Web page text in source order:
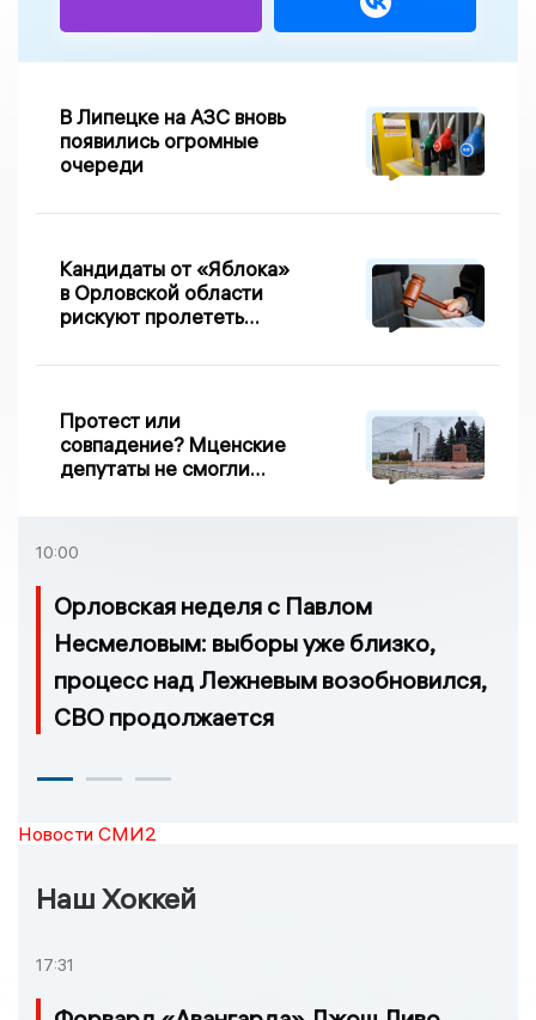
В Липецке на АЗС вновь
появились огромные
очереди
Кандидаты от «Яблока»
в Орловской области
рискуют пролететь
Протест или
совпадение? Мценские
депутаты не смогли
10:00
Орловская неделя с Павлом
Несмеловым: выборы уже близко,
процесс над Лежневым возобновился,
СВО продолжается
Новости СМИ2
Наш Хоккей
17:31